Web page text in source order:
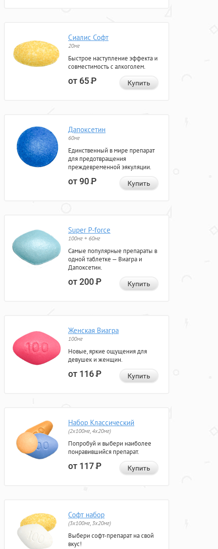
Сиалис Софт
20мг
Быстрое наступление эффекта и
совместимость с алкоголем.
от 65Р Купить
Дапоксетин
60мг
Единственный в мире препарат
для предотвращения
преждевременной эякуляции.
от 90Р Купить
Super P-force
100мг + 60мг
Самые популярные препараты в
одной таблетке — Виагра и
Дапоксетин.
от 200Р Купить
Женская Виагра
100мг
Новые, яркие ощущения для
девушек и женщин.
от 116Р Купить
Набор Классический
(2x100мг, 4x20мг)
Попробуй и выбери наиболее
понравившийся препарат.
от 117Р Купить
Софт набор
(3x100мг, 3x20мг)
Выбери софт-препарат на свой
вкус!